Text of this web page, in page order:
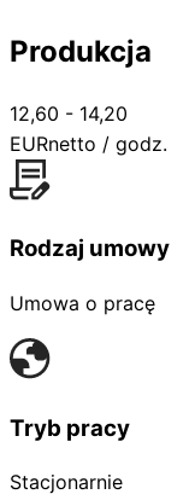
Produkcja
12,60 - 14,20
EURnetto / godz.
Rodzaj umowy
Umowa o pracę
Tryb pracy
Stacjonarnie